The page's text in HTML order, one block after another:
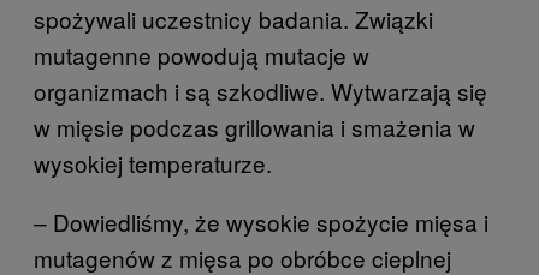
spożywali uczestnicy badania. Związki
mutagenne powodują mutacje w
organizmach i są szkodliwe. Wytwarzają się
w mięsie podczas grillowania i smażenia w
wysokiej temperaturze.
– Dowiedliśmy, że wysokie spożycie mięsa i
mutagenów z mięsa po obróbce cieplnej